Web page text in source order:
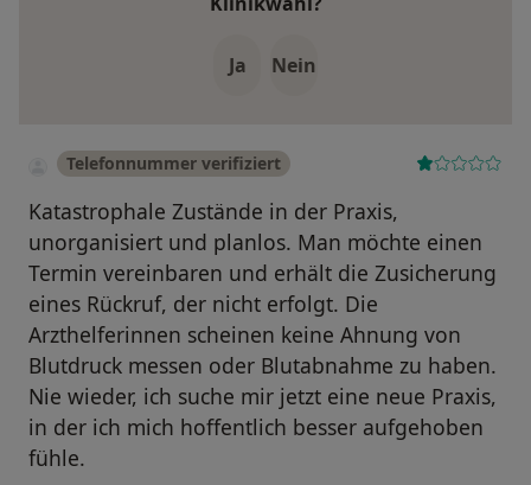
Ja Nein
Telefonnummer verifiziert
Katastrophale Zustände in der Praxis,
unorganisiert und planlos. Man möchte einen
Termin vereinbaren und erhält die Zusicherung
eines Rückruf, der nicht erfolgt. Die
Arzthelferinnen scheinen keine Ahnung von
Blutdruck messen oder Blutabnahme zu haben.
Nie wieder, ich suche mir jetzt eine neue Praxis,
in der ich mich hoffentlich besser aufgehoben
fühle.